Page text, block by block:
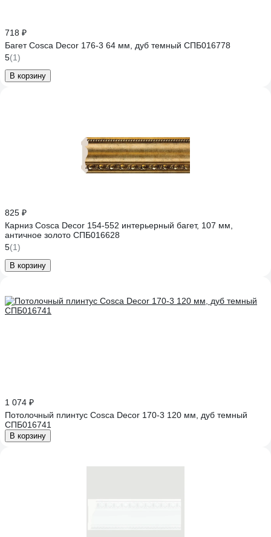
718 ₽
Багет Cosca Decor 176-3 64 мм, дуб темный СПБ016778
5(1)
В корзину
825 ₽
Карниз Cosca Decor 154-552 интерьерный багет, 107 мм,
античное золото СПБ016628
5(1)
В корзину
1 074 ₽
Потолочный плинтус Cosca Decor 170-3 120 мм, дуб темный
СПБ016741
В корзину